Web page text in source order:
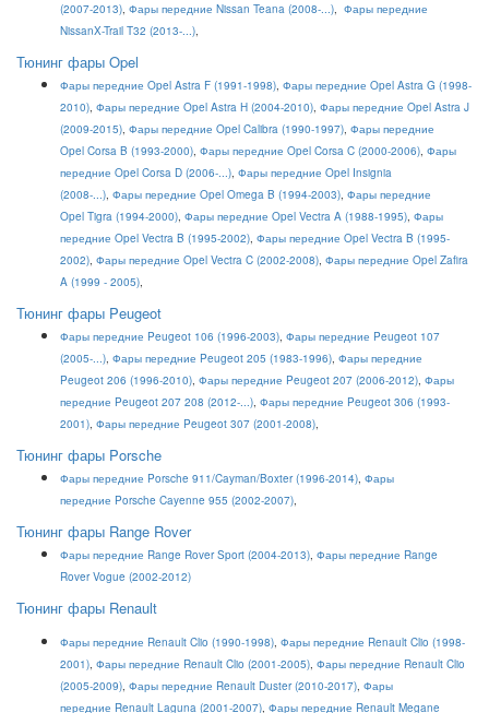
(2007-2013), Фары передние Nissan Teana (2008-...), Фары передние
NissanX-Trail T32 (2013-...),
Тюнинг фары Opel
Фары передние Opel Astra F (1991-1998), Фары передние Opel Astra G (1998-
2010), Фары передние Opel Astra H (2004-2010), Фары передние Opel Astra J
(2009-2015), Фары передние Opel Calibra (1990-1997), Фары передние
Opel Corsa B (1993-2000), Фары передние Opel Corsa C (2000-2006), Фары
передние Opel Corsa D (2006-...), Фары передние Opel Insignia
(2008-...), Фары передние Opel Omega B (1994-2003), Фары передние
Opel Tigra (1994-2000), Фары передние Opel Vectra A (1988-1995), Фары
передние Opel Vectra B (1995-2002), Фары передние Opel Vectra B (1995-
2002), Фары передние Opel Vectra C (2002-2008), Фары передние Opel Zafira
A (1999 - 2005),
Тюнинг фары Peugeot
Фары передние Peugeot 106 (1996-2003), Фары передние Peugeot 107
(2005-...), Фары передние Peugeot 205 (1983-1996), Фары передние
Peugeot 206 (1996-2010), Фары передние Peugeot 207 (2006-2012), Фары
передние Peugeot 207 208 (2012-...), Фары передние Peugeot 306 (1993-
2001), Фары передние Peugeot 307 (2001-2008),
Тюнинг фары Porsche
Фары передние Porsche 911/Cayman/Boxter (1996-2014), Фары
передние Porsche Cayenne 955 (2002-2007),
Тюнинг фары Range Rover
Фары передние Range Rover Sport (2004-2013), Фары передние Range
Rover Vogue (2002-2012)
Тюнинг фары Renault
Фары передние Renault Clio (1990-1998), Фары передние Renault Clio (1998-
2001), Фары передние Renault Clio (2001-2005), Фары передние Renault Clio
(2005-2009), Фары передние Renault Duster (2010-2017), Фары
передние Renault Laguna (2001-2007), Фары передние Renault Megane